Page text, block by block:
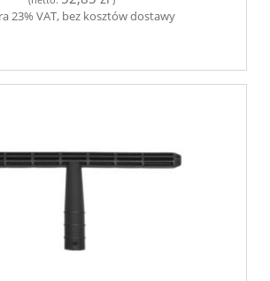
23% VAT, bez kosztów dostawy